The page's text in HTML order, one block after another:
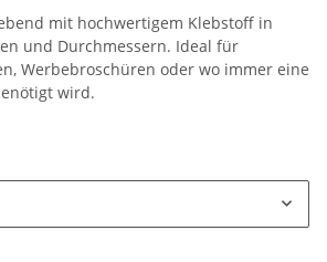
mit hochwertigem Klebstoff in
und Durchmessern. Ideal für
Werbebroschüren oder wo immer eine
wird.